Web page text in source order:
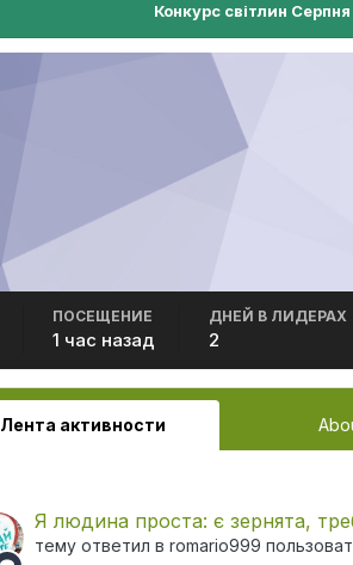
Конкурс світлин
ПОСЕЩЕНИЕ
1 час назад
ДНЕЙ В ЛИДЕРАХ
2
Лента активности
Я людина проста: є зернята,
тему ответил в romario999